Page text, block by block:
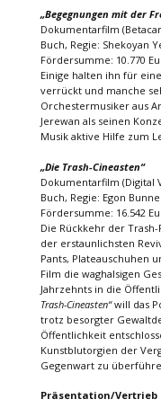
„Begegnungen mit der
Dokumentarfilm
Buch, Regie: Shekoyan
Fördersumme: 10.770
Einige halten ihn für
verrückt und manche
Orchestermusiker aus
Jerewan als seinen
Musik aktive Hilfe zum
„Die Trash-Cineasten“
Dokumentarfilm (Digital
Buch, Regie: Egon Bunne
Fördersumme: 16.542
Die Rückkehr der
der erstaunlichsten
Pants, Plateauschuhen
Film die waghalsigen
Jahrzehnts in die
Trash-Cineasten“will das
trotz besorgter
Öffentlichkeit
Kunstblutorgien der
Gegenwart zu
Präsentation/Vertrieb